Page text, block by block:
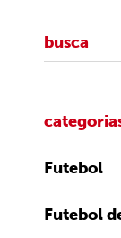
Futebol
Futebol